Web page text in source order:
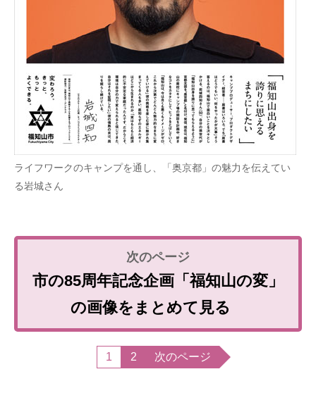
ライフワークのキャンプを通し、「奥京都」の魅力を伝えてい
る岩城さん
市の85周年記念企画「福知山の変」
の画像をまとめて見る
1 2 次のページ